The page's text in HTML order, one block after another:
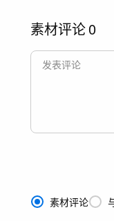
素材评论0
素材评论